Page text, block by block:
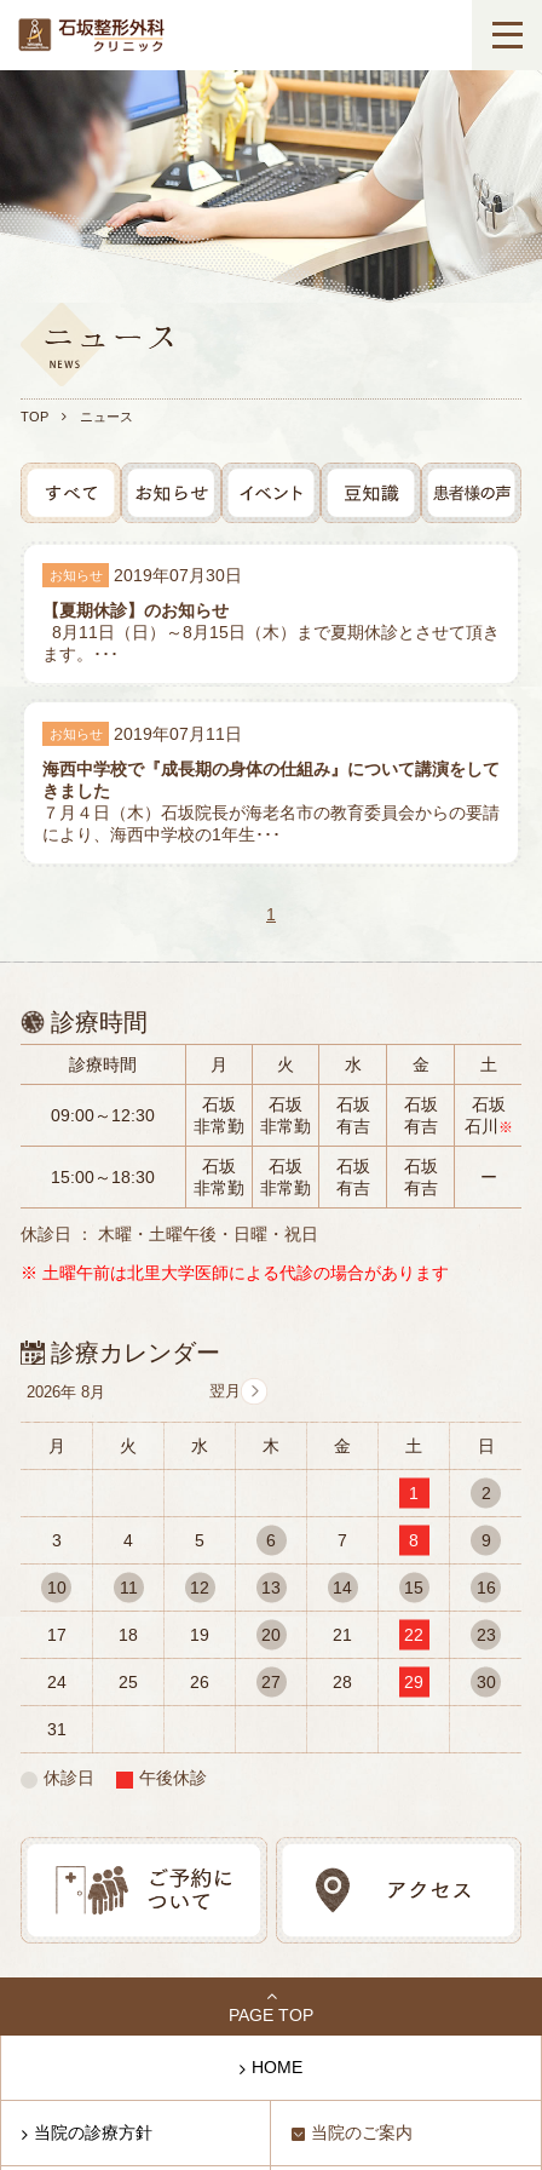
TOP ニュース
お知らせ
2019年07月30日
【夏期休診】のお知らせ
8月11日（日）～8月15日（木）まで夏期休診とさせて頂き
ます。･･･
お知らせ
2019年07月11日
海西中学校で『成長期の身体の仕組み』について講演をして
きました
７月４日（木）石坂院長が海老名市の教育委員会からの要請
により、海西中学校の1年生･･･
1
診療時間
診療時間 月 火 水 金 土
09:00～12:30
石坂
非常勤
石坂
非常勤
石坂
有吉
石坂
有吉
石坂
石川 ※
15:00～18:30
石坂
非常勤
石坂
非常勤
石坂
有吉
石坂
有吉
ー
休診日 ： 木曜・土曜午後・日曜・祝日
※ 土曜午前は北里大学医師による代診の場合があります
診療カレンダー
2026年 8月
月 火 水 木 金 土 日
1 2
3 4 5 6 7 8 9
10 11 12 13 14 15 16
17 18 19 20 21 22 23
24 25 26 27 28 29 30
31
休診日 午後休診
PAGE TOP
HOME
当院の診療方針 当院のご案内